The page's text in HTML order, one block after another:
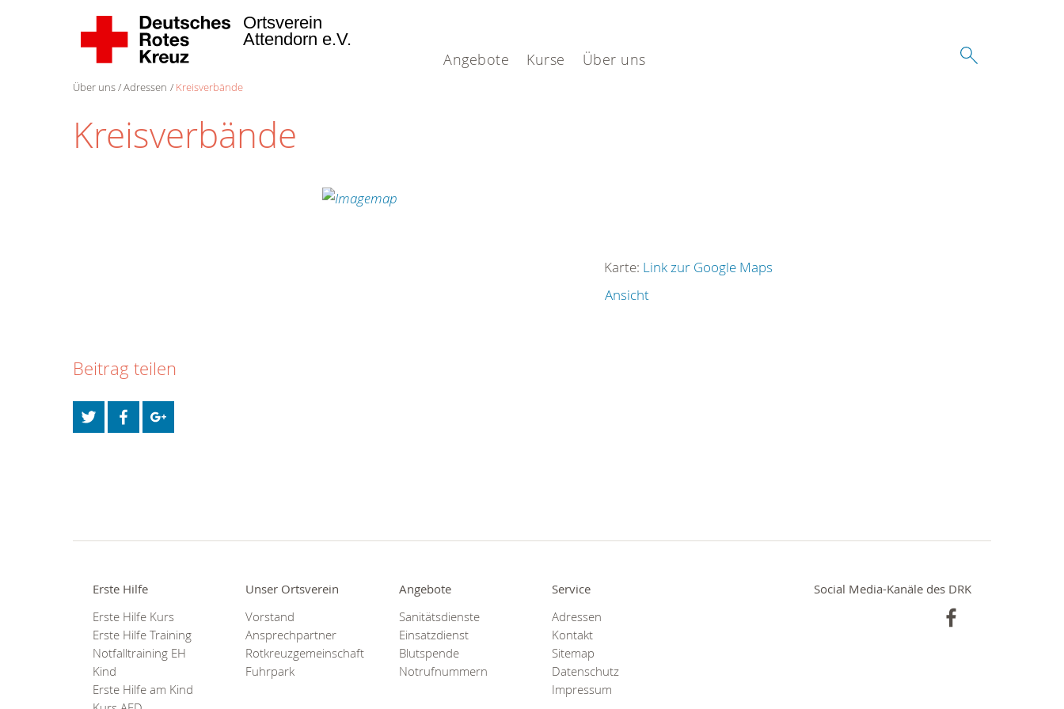
Angebote Kurse Über uns
Ortsverein
Attendorn e.V.
Über uns Adressen Kreisverbände
Kreisverbände
Karte: Link zur Google Maps
Ansicht
Beitrag teilen
Erste Hilfe
Erste Hilfe Kurs
Erste Hilfe Training
Notfalltraining EH
Kind
Erste Hilfe am Kind
Unser Ortsverein
Vorstand
Ansprechpartner
Rotkreuzgemeinschaft
Fuhrpark
Angebote
Sanitätsdienste
Einsatzdienst
Blutspende
Notrufnummern
Service
Adressen
Kontakt
Sitemap
Datenschutz
Impressum
Social Media-Kanäle des DRK